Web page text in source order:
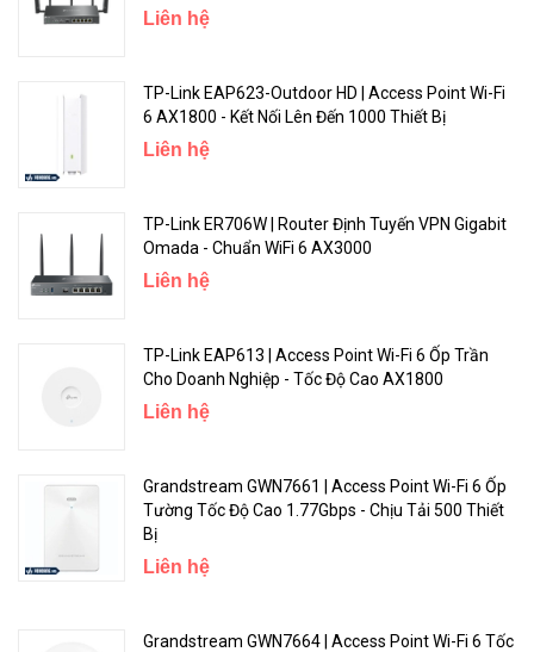
Ấn Tượng Reyee Mesh - Xây dựng nhiều giải pháp linh hoạt cho
Với Reyee Mesh, Ruijie RG-EW3200GX PRO có thể liên kết với nhau
trở thành 1 hệ thống wifi Mesh với một SSID duy nhất. Khi di chuyển
qua nhiều khu vực khác nhau bạn không cần phải kết nối lại Reyee
Kiểm soát - Mạng gia đình - Trong tầm tay
Chỉ cần kết nối internet và dùng Reyee Router App bạn có thể kiểm
tra tình trạng hoạt động thiết bị của bạn mọi lúc, mọi nơi.
Liên hệ
TP-Link EAP623-Outdoor HD | Access Point Wi-Fi
6 AX1800 - Kết Nối Lên Đến 1000 Thiết Bị
Liên hệ
TP-Link ER706W | Router Định Tuyến VPN Gigabit
Omada - Chuẩn WiFi 6 AX3000
Liên hệ
TP-Link EAP613 | Access Point Wi-Fi 6 Ốp Trần
Cho Doanh Nghiệp - Tốc Độ Cao AX1800
Liên hệ
Grandstream GWN7661 | Access Point Wi-Fi 6 Ốp
Tường Tốc Độ Cao 1.77Gbps - Chịu Tải 500 Thiết
Bị
Liên hệ
Grandstream GWN7664 | Access Point Wi-Fi 6 Tốc